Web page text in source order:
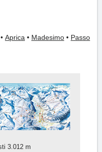
• Aprica • Madesimo • Passo
Nejvyšší bod lyžařské oblasti 3.012 m